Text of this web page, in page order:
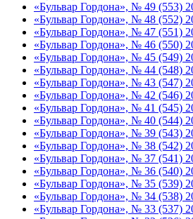
«Бульвар Гордона», № 49 (553)
«Бульвар Гордона», № 48 (552)
«Бульвар Гордона», № 47 (551)
«Бульвар Гордона», № 46 (550)
«Бульвар Гордона», № 45 (549)
«Бульвар Гордона», № 44 (548)
«Бульвар Гордона», № 43 (547)
«Бульвар Гордона», № 42 (546)
«Бульвар Гордона», № 41 (545)
«Бульвар Гордона», № 40 (544)
«Бульвар Гордона», № 39 (543)
«Бульвар Гордона», № 38 (542)
«Бульвар Гордона», № 37 (541)
«Бульвар Гордона», № 36 (540)
«Бульвар Гордона», № 35 (539)
«Бульвар Гордона», № 34 (538)
«Бульвар Гордона», № 33 (537)